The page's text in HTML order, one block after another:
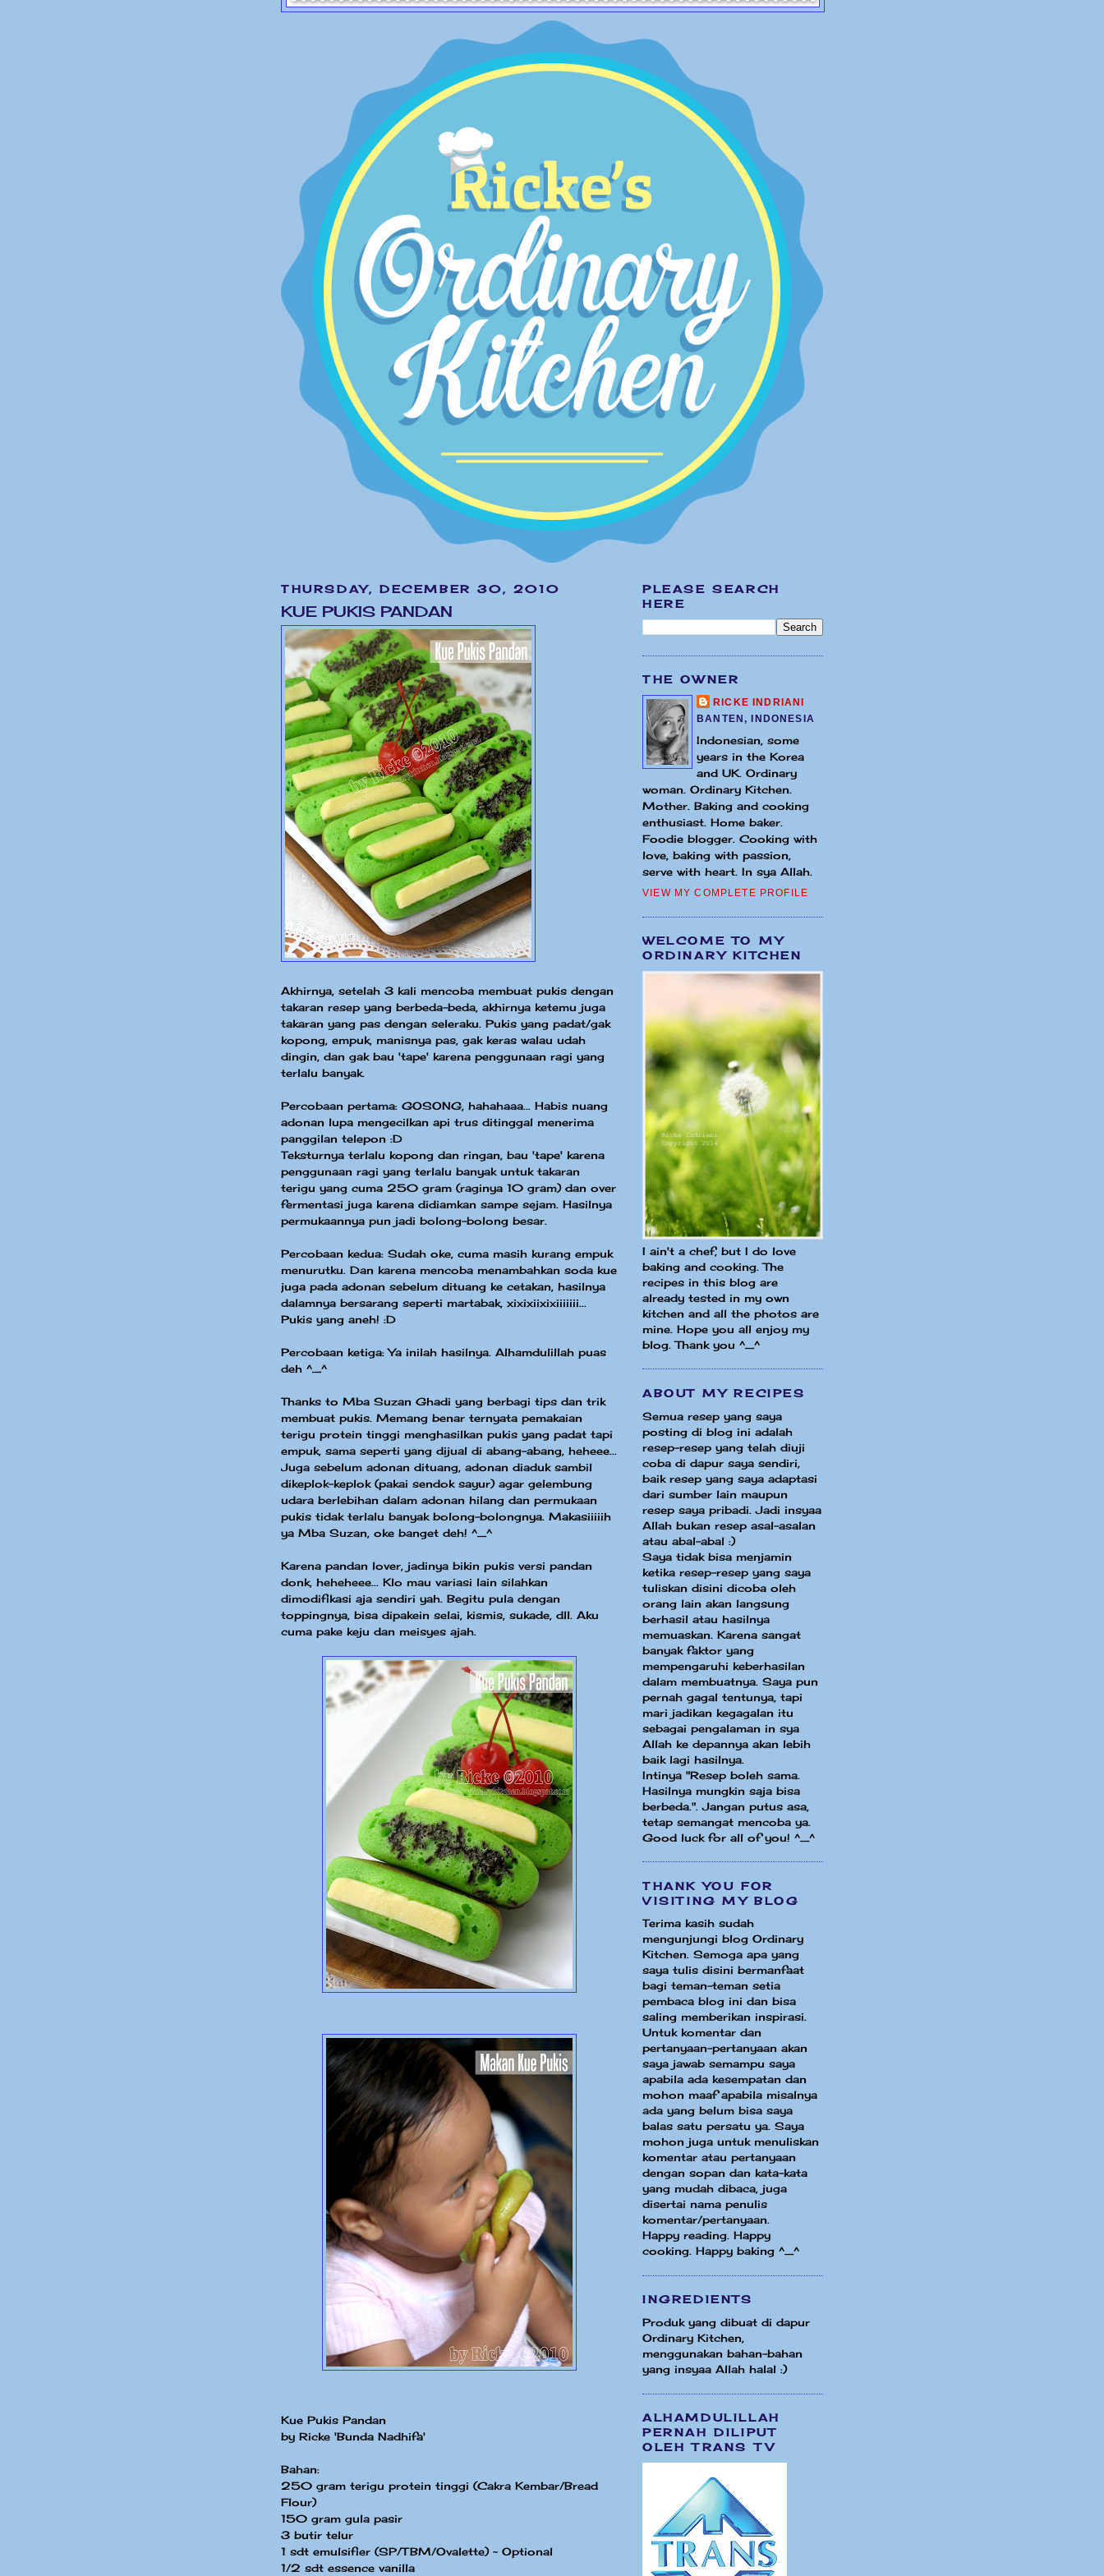
THURSDAY, DECEMBER 30, 2010
KUE PUKIS PANDAN
Akhirnya, setelah 3 kali mencoba membuat pukis dengan
takaran resep yang berbeda-beda, akhirnya ketemu juga
takaran yang pas dengan seleraku. Pukis yang padat/gak
kopong, empuk, manisnya pas, gak keras walau udah
dingin, dan gak bau 'tape' karena penggunaan ragi yang
terlalu banyak.
Percobaan pertama: GOSONG, hahahaaa... Habis nuang
adonan lupa mengecilkan api trus ditinggal menerima
panggilan telepon :D
Teksturnya terlalu kopong dan ringan, bau 'tape' karena
penggunaan ragi yang terlalu banyak untuk takaran
terigu yang cuma 250 gram (raginya 10 gram) dan over
fermentasi juga karena didiamkan sampe sejam. Hasilnya
permukaannya pun jadi bolong-bolong besar.
Percobaan kedua: Sudah oke, cuma masih kurang empuk
menurutku. Dan karena mencoba menambahkan soda kue
juga pada adonan sebelum dituang ke cetakan, hasilnya
dalamnya bersarang seperti martabak, xixixiixixiiiiiii...
Pukis yang aneh! :D
Percobaan ketiga: Ya inilah hasilnya. Alhamdulillah puas
deh ^_^
Thanks to Mba Suzan Ghadi yang berbagi tips dan trik
membuat pukis. Memang benar ternyata pemakaian
terigu protein tinggi menghasilkan pukis yang padat tapi
empuk, sama seperti yang dijual di abang-abang, heheee...
Juga sebelum adonan dituang, adonan diaduk sambil
dikeplok-keplok (pakai sendok sayur) agar gelembung
udara berlebihan dalam adonan hilang dan permukaan
pukis tidak terlalu banyak bolong-bolongnya. Makasiiiiih
ya Mba Suzan, oke banget deh! ^_^
Karena pandan lover, jadinya bikin pukis versi pandan
donk, heheheee... Klo mau variasi lain silahkan
dimodifikasi aja sendiri yah. Begitu pula dengan
toppingnya, bisa dipakein selai, kismis, sukade, dll. Aku
cuma pake keju dan meisyes ajah.
Kue Pukis Pandan
by Ricke 'Bunda Nadhifa'
Bahan:
250 gram terigu protein tinggi (Cakra Kembar/Bread
Flour)
150 gram gula pasir
3 butir telur
1 sdt emulsifier (SP/TBM/Ovalette) ~ Optional
1/2 sdt essence vanilla
PLEASE SEARCH
HERE
THE OWNER
RICKE INDRIANI
BANTEN, INDONESIA
Indonesian, some
years in the Korea
and UK. Ordinary
woman. Ordinary Kitchen.
Mother. Baking and cooking
enthusiast. Home baker.
Foodie blogger. Cooking with
love, baking with passion,
serve with heart. In sya Allah.
VIEW MY COMPLETE PROFILE
WELCOME TO MY
ORDINARY KITCHEN
I ain't a chef, but I do love
baking and cooking. The
recipes in this blog are
already tested in my own
kitchen and all the photos are
mine. Hope you all enjoy my
blog. Thank you ^_^
ABOUT MY RECIPES
Semua resep yang saya
posting di blog ini adalah
resep-resep yang telah diuji
coba di dapur saya sendiri,
baik resep yang saya adaptasi
dari sumber lain maupun
resep saya pribadi. Jadi insyaa
Allah bukan resep asal-asalan
atau abal-abal :)
Saya tidak bisa menjamin
ketika resep-resep yang saya
tuliskan disini dicoba oleh
orang lain akan langsung
berhasil atau hasilnya
memuaskan. Karena sangat
banyak faktor yang
mempengaruhi keberhasilan
dalam membuatnya. Saya pun
pernah gagal tentunya, tapi
mari jadikan kegagalan itu
sebagai pengalaman in sya
Allah ke depannya akan lebih
baik lagi hasilnya.
Intinya "Resep boleh sama.
Hasilnya mungkin saja bisa
berbeda.". Jangan putus asa,
tetap semangat mencoba ya.
Good luck for all of you! ^_^
THANK YOU FOR
VISITING MY BLOG
Terima kasih sudah
mengunjungi blog Ordinary
Kitchen. Semoga apa yang
saya tulis disini bermanfaat
bagi teman-teman setia
pembaca blog ini dan bisa
saling memberikan inspirasi.
Untuk komentar dan
pertanyaan-pertanyaan akan
saya jawab semampu saya
apabila ada kesempatan dan
mohon maaf apabila misalnya
ada yang belum bisa saya
balas satu persatu ya. Saya
mohon juga untuk menuliskan
komentar atau pertanyaan
dengan sopan dan kata-kata
yang mudah dibaca, juga
disertai nama penulis
komentar/pertanyaan.
Happy reading. Happy
cooking. Happy baking ^_^
INGREDIENTS
Produk yang dibuat di dapur
Ordinary Kitchen,
menggunakan bahan-bahan
yang insyaa Allah halal :)
ALHAMDULILLAH
PERNAH DILIPUT
OLEH TRANS TV